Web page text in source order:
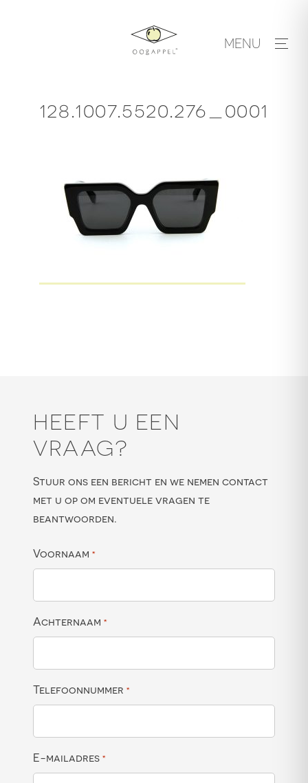
MENU
128.1007.5520.276_0001
HEEFT U EEN
VRAAG?
Stuur ons een bericht en we nemen contact
met u op om eventuele vragen te
beantwoorden.
Voornaam *
Achternaam *
Telefoonnummer *
E-mailadres *